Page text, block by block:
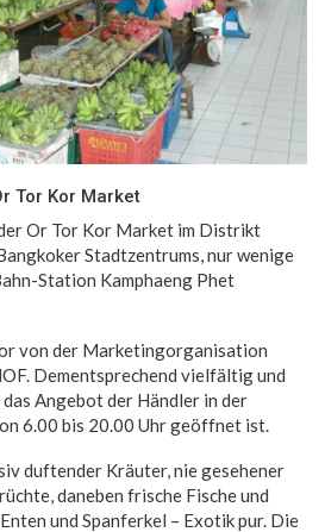
Tor Kor Market
Or Tor Kor Market im Distrikt
Stadtzentrums, nur wenige
Station Kamphaeng Phet
von der Marketingorganisation
Dementsprechend vielfältig und
Angebot der Händler in der
6.00 bis 20.00 Uhr geöffnet ist.
duftender Kräuter, nie gesehener
daneben frische Fische und
und Spanferkel – Exotik pur. Die